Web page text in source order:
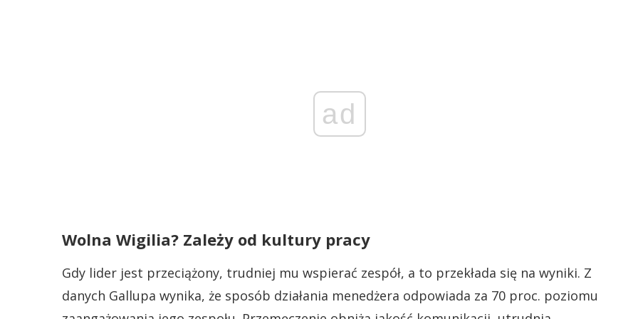
ad
Wolna Wigilia? Zależy od kultury pracy
Gdy lider jest przeciążony, trudniej mu wspierać zespół, a to przekłada się na wyniki. Z
danych Gallupa wynika, że sposób działania menedżera odpowiada za 70 proc. poziomu